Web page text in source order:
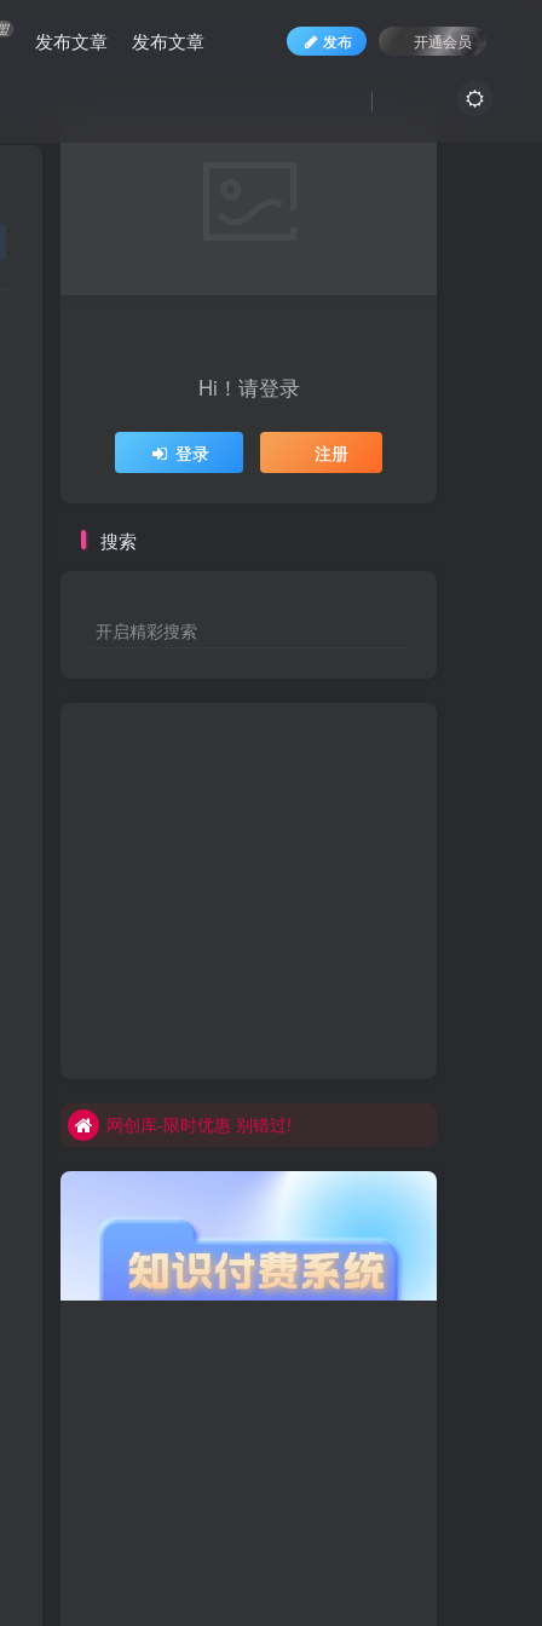
发布文章 发布文章 发布 开通会员
Hi！请登录
登录 注册
搜索
开启精彩搜索
网创库-限时优惠 别错过!